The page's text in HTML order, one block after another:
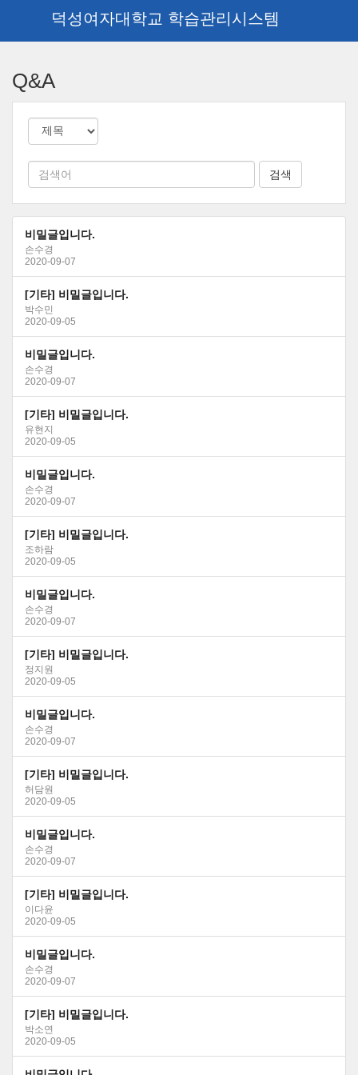
덕성여자대학교 학습관리시스템
Q&A
비밀글입니다.
손수경
2020-09-07
[기타] 비밀글입니다.
박수민
2020-09-05
비밀글입니다.
손수경
2020-09-07
[기타] 비밀글입니다.
유현지
2020-09-05
비밀글입니다.
손수경
2020-09-07
[기타] 비밀글입니다.
조하람
2020-09-05
비밀글입니다.
손수경
2020-09-07
[기타] 비밀글입니다.
정지원
2020-09-05
비밀글입니다.
손수경
2020-09-07
[기타] 비밀글입니다.
허담원
2020-09-05
비밀글입니다.
손수경
2020-09-07
[기타] 비밀글입니다.
이다윤
2020-09-05
비밀글입니다.
손수경
2020-09-07
[기타] 비밀글입니다.
박소연
2020-09-05